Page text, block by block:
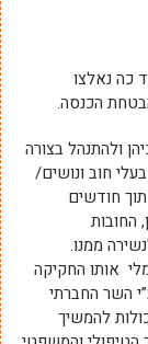
כה נאלצו
ולהתנהל בצורה
חוב ונושים/
חודשים
החובות
ממנו.
אותו החקיקה
השר החברתי
להמשיך